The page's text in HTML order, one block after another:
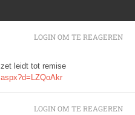
leidt tot remise
LOGIN OM TE REAGEREN
LOGIN OM TE REAGEREN